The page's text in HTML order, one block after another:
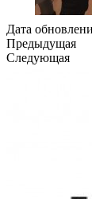
Дата
Предыдущая
Следующая